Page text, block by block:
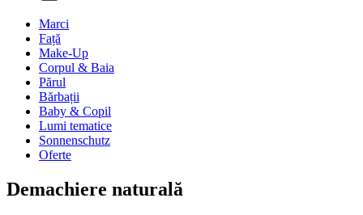
Marci
Față
Make-Up
Corpul & Baia
Părul
Bărbații
Baby & Copil
Lumi tematice
Sonnenschutz
Oferte
Demachiere naturală